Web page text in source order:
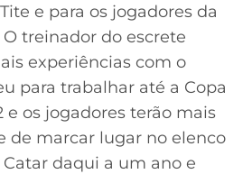
e para os jogadores da
O treinador do escrete
experiências com o
para trabalhar até a Copa
e os jogadores terão mais
de marcar lugar no elenco
daqui a um ano e